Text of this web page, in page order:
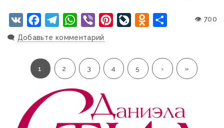
VK FacebookTelegramWhatsApp
Viber PinterestLiveJournalOdnoklassniki
Отправить
👁 700
🗨️ Добавьте комментарий
1 2 3 4 5 › »